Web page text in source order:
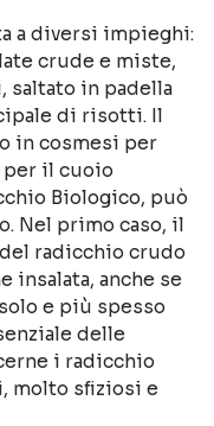
a diversi impieghi:
crude e miste,
saltato in padella
di risotti. Il
in cosmesi per
per il cuoio
Biologico, può
Nel primo caso, il
radicchio crudo
insalata, anche se
e più spesso
delle
i radicchio
molto sfiziosi e